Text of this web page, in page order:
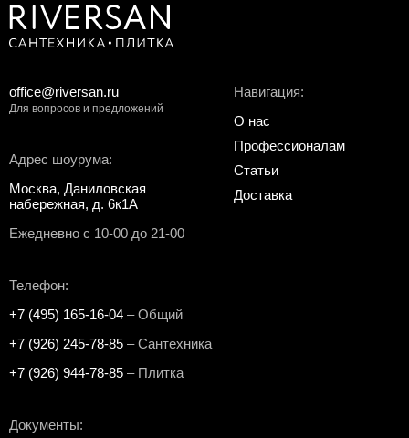
Адрес шоурума:
Москва, Даниловская
набережная, д. 6к1А
Ежедневно с 10-00 до 21-00
Телефон:
+7 (495) 165-16-04 – Общий
+7 (926) 245-78-85 – Сантехника
+7 (926) 944-78-85 – Плитка
Документы:
Навигация:
О нас
Профессионалам
Статьи
Доставка
office@riversan.ru
Для вопросов и предложений